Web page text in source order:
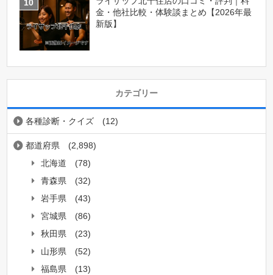
金・他社比較・体験談まとめ【2026年最
新版】
カテゴリー
各種診断・クイズ (12)
都道府県
(2,898)
北海道
(78)
青森県
(32)
岩手県
(43)
宮城県
(86)
秋田県
(23)
山形県
(52)
福島県
(13)